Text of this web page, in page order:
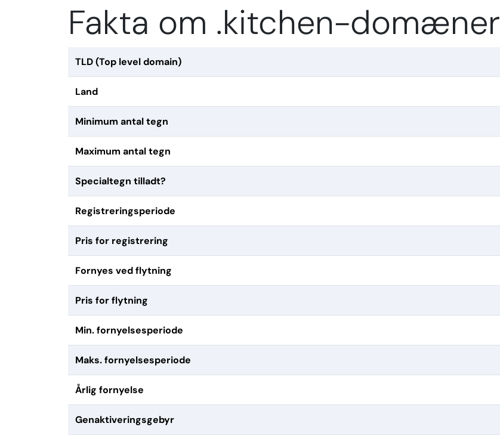
Fakta om .kitchen-domæner
TLD (Top level domain)
Land
Minimum antal tegn
Maximum antal tegn
Specialtegn tilladt?
Registreringsperiode
Pris for registrering
Fornyes ved flytning
Pris for flytning
Min. fornyelsesperiode
Maks. fornyelsesperiode
Årlig fornyelse
Genaktiveringsgebyr